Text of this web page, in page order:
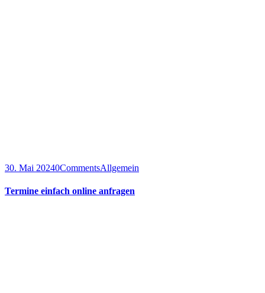
30. Mai 20240CommentsAllgemein
Termine einfach online anfragen